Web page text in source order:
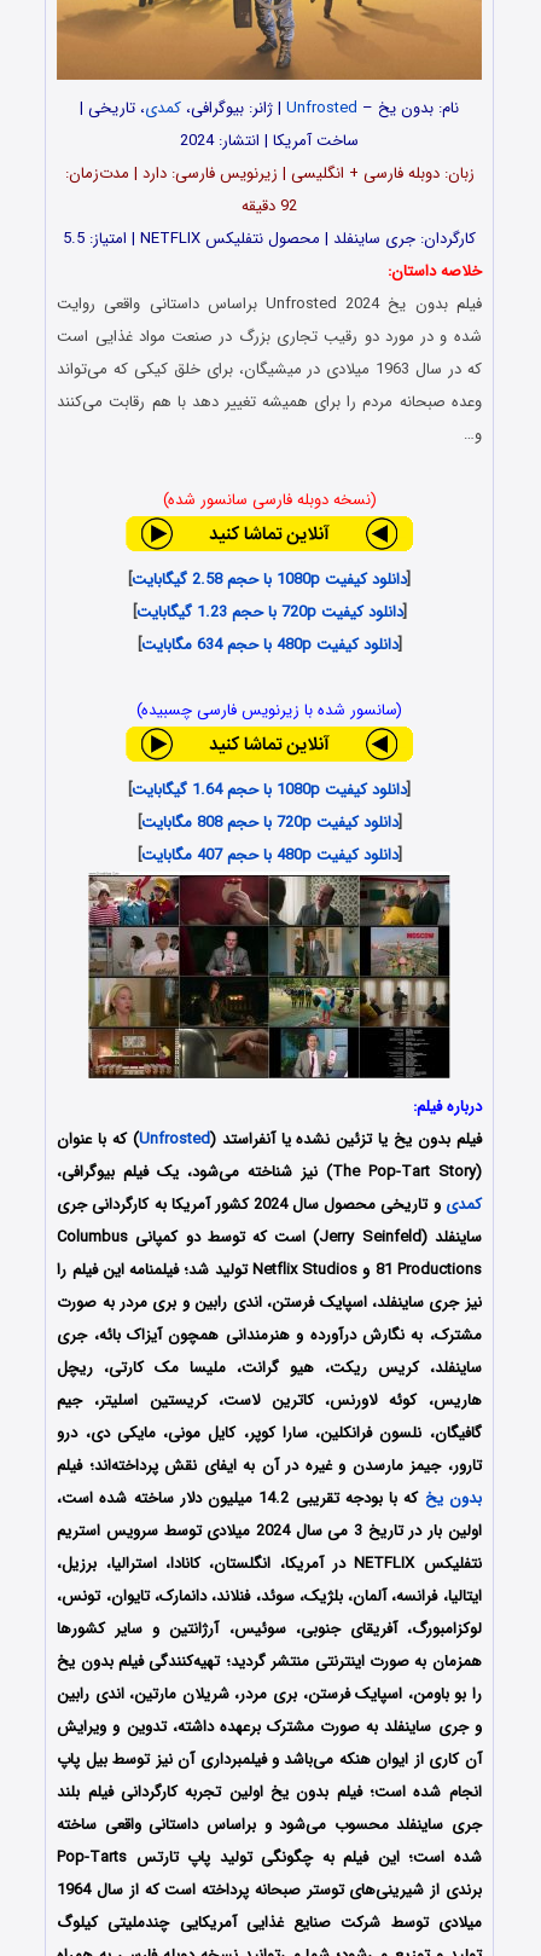
نام: بدون یخ – Unfrosted | ژانر: بیوگرافی، کمدی، تاریخی |
ساخت آمریکا | انتشار: 2024
زبان: دوبله فارسی + انگلیسی | زیرنویس فارسی: دارد | مدت‌زمان:
92 دقیقه
کارگردان: جری ساینفلد | محصول نتفلیکس NETFLIX | امتیاز: 5.5
خلاصه داستان:
فیلم بدون یخ Unfrosted 2024 براساس داستانی واقعی روایت
شده و در مورد دو رقیب تجاری بزرگ در صنعت مواد غذایی است
که در سال 1963 میلادی در میشیگان، برای خلق کیکی که می‌تواند
وعده صبحانه مردم را برای همیشه تغییر دهد با هم رقابت می‌کنند
و…
(نسخه دوبله فارسی سانسور شده)
[دانلود کیفیت 1080p با حجم 2.58 گیگابایت
]
[دانلود کیفیت 720p با حجم 1.23 گیگابایت
]
[دانلود کیفیت 480p با حجم 634 مگابایت ]
(سانسور شده با زیرنویس فارسی چسبیده)
[دانلود کیفیت 1080p با حجم 1.64 گیگابایت
]
[دانلود کیفیت 720p با حجم 808 مگابایت
]
[دانلود کیفیت 480p با حجم 407 مگابایت ]
درباره فیلم:
فیلم بدون یخ یا تزئین نشده یا آنفراستد (Unfrosted) که با عنوان
(The Pop-Tart Story) نیز شناخته می‌شود، یک فیلم بیوگرافی،
کمدی
و تاریخی محصول سال 2024 کشور آمریکا به کارگردانی جری
ساینفلد (Jerry Seinfeld) است که توسط دو کمپانی‌ Columbus
81 Productions و Netflix Studios تولید شد؛ فیلمنامه این فیلم را
نیز جری ساینفلد، اسپایک فرستن، اندی رابین و بری مردر به صورت
مشترک، به نگارش درآورده و هنرمندانی همچون آیزاک بائه، جری
ساینفلد، کریس ریکت، هیو گرانت، ملیسا مک کارتی، ریچل
هاریس، کوئه لاورنس، کاترین لاست، کریستین اسلیتر، جیم
گافیگان، نلسون فرانکلین، سارا کوپر، کایل مونی، مایکی دی، درو
تارور، جیمز مارسدن و غیره در آن به ایفای نقش پرداخته‌اند؛ فیلم
بدون یخ
که با بودجه تقریبی 14.2 میلیون دلار ساخته شده است،
اولین بار در تاریخ 3 می سال 2024 میلادی توسط سرویس استریم
نتفلیکس NETFLIX در آمریکا، انگلستان، کانادا، استرالیا، برزیل،
ایتالیا، فرانسه، آلمان، بلژیک، سوئد، فنلاند، دانمارک، تایوان، تونس،
لوکزامبورگ، آفریقای جنوبی، سوئیس، آرژانتین و سایر کشورها
همزمان به صورت اینترنتی منتشر گردید؛ تهیه‌کنندگی فیلم بدون یخ
را بو باومن، اسپایک فرستن، بری مردر، شریلان مارتین، اندی رابین
و جری ساینفلد به صورت مشترک برعهده داشته، تدوین و ویرایش
آن کاری از ایوان هنکه می‌باشد و فیلمبرداری آن نیز توسط بیل پاپ
انجام شده است؛ فیلم بدون یخ اولین تجربه کارگردانی فیلم بلند
جری ساینفلد محسوب می‌شود و براساس داستانی واقعی ساخته
شده است؛ این فیلم به چگونگی تولید پاپ تارتس Pop-Tarts
برندی از شیرینی‌های توستر صبحانه پرداخته است که از سال 1964
میلادی توسط شرکت صنایع غذایی آمریکایی چندملیتی کیلوگ